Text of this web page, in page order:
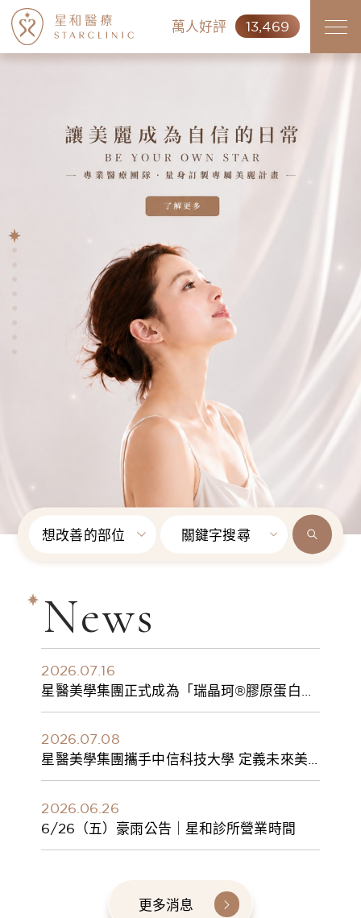
萬人好評 13,469
想改善的部位 關鍵字搜尋
News
2026.07.16
星醫美學集團正式成為「瑞晶珂®膠原蛋白植
入劑」台灣獨家總代理
2026.07.08
星醫美學集團攜手中信科技大學 定義未來美
學人才新標準 建構健康美學產學共育模式 串
2026.06.26
6/26（五）豪雨公告｜星和診所營業時間
更多消息